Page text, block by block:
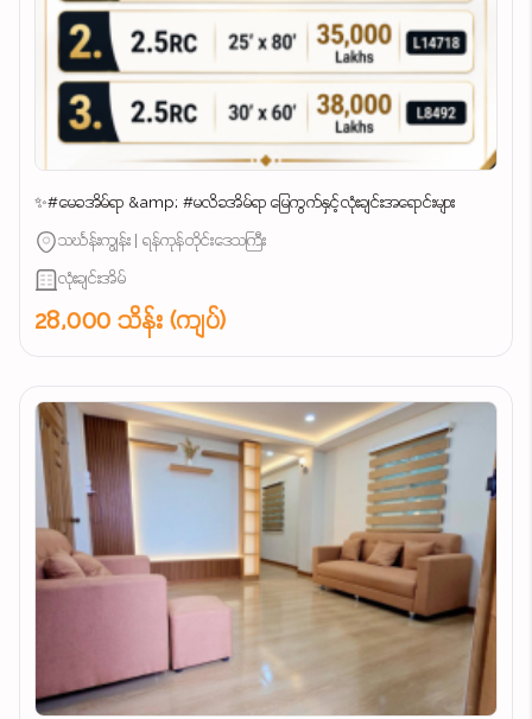
✨#မေခအိမ်ရာ &amp; #မလိခအိမ်ရာ မြေကွက်နှင့်လုံးချင်းအရောင်းများ
သင်္ဃန်းကျွန်း | ရန်ကုန်တိုင်းဒေသကြီး
လုံးချင်းအိမ်
28,000 သိန်း (ကျပ်)